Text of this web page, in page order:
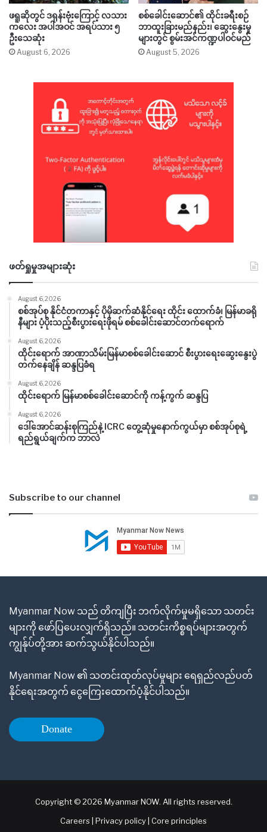
ဖရူဆိုတွင် ဒရုန်းဗုံးကြောင့် လသား
ကလေး အပါအဝင် အရပ်သား ၅
ဦးသေဆုံး
August 6, 2026
စစ်ခေါင်းဆောင်၏ ထိုင်းခရီးစဉ်
ဘာထူးခြားမည်နည်း၊ ဆွေးနွေးမှု
များတွင် စွမ်းအင်ကဏ္ဍပါဝင်မည်
August 5, 2026
ဖတ်ရှုမှုအများဆုံး
August 6, 2026
စစ်အုပ်စု နိုင်ငံတကာနှင့် ပိုမိုဆက်ဆံနိုင်ရေး ထိုင်း ထောက်ခံ၊ မြန်မာခရို
နီများ ပံ့ပိုးသည့်စီးပွားရေးဖိုရမ် စစ်ခေါင်းဆောင်တက်ရောက်
August 6, 2026
ထိုင်းရောက် အာဏာသိမ်းမြန်မာစစ်ခေါင်းဆောင် စီးပွားရေးဆွေးနွေးပွဲ
တက်နေချိန် ဆန္ဒပြခံရ
August 6, 2026
ထိုင်းရောက် မြန်မာစစ်ခေါင်းဆောင်ကို ကန့်ကွက် ဆန္ဒပြ
August 6, 2026
ဒေါ်အောင်ဆန်းစုကြည်နဲ့ ICRC တွေ့ဆုံမှုနောက်ကွယ်မှာ စစ်အုပ်စုရဲ့
ရည်ရွယ်ချက်က ဘာလဲ
Subscribe to our channel
Myanmar Now သည် တိကျပြီး ဘက်လိုက်မှုမရှိသော သတင်း
များကို ဖော်ပြပေးလျှက်ရှိသည်။ သတင်းကိစ္စရပ်များအတွက်
ကျွန်ုပ်တို့အား ဆက်သွယ်နိုင်ပါသည်။
Myanmar Now ၏ သတင်းထုတ်လုပ်မှုများ ရေရှည်လည်ပတ်
နိုင်ရေးအတွက် ငွေကြေးထောက်ပံ့နိုင်ပါသည်။
Donate
Copyright © 2026 Myanmar NOW. All rights reserved.
Careers
Privacy policy Core principles